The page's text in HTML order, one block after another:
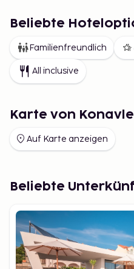
Beliebte
Familienfreundlich
All inclusive
Karte von Konavle
Auf Karte anzeigen
Beliebte